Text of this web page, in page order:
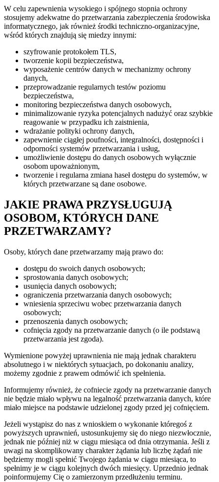
W celu zapewnienia wysokiego i spójnego stopnia ochrony
stosujemy adekwatne do przetwarzania zabezpieczenia środowiska
informatycznego, jak również środki techniczno-organizacyjne,
wśród których znajdują się miedzy innymi:
szyfrowanie protokołem TLS,
tworzenie kopii bezpieczeństwa,
wyposażenie centrów danych w mechanizmy ochrony
danych,
przeprowadzanie regularnych testów poziomu
bezpieczeństwa,
monitoring bezpieczeństwa danych osobowych,
minimalizowanie ryzyka potencjalnych nadużyć oraz szybkie
reagowanie w przypadku ich zaistnienia,
wdrażanie polityki ochrony danych,
zapewnienie ciągłej poufności, integralności, dostępności i
odporności systemów przetwarzania i usług,
umożliwienie dostępu do danych osobowych wyłącznie
osobom upoważnionym,
tworzenie i regularna zmiana haseł dostępu do systemów, w
których przetwarzane są dane osobowe.
JAKIE PRAWA PRZYSŁUGUJĄ
OSOBOM, KTÓRYCH DANE
PRZETWARZAMY?
Osoby, których dane przetwarzamy mają prawo do:
dostępu do swoich danych osobowych;
sprostowania danych osobowych;
usunięcia danych osobowych;
ograniczenia przetwarzania danych osobowych;
wniesienia sprzeciwu wobec przetwarzania danych
osobowych;
przenoszenia danych osobowych;
cofnięcia zgody na przetwarzanie danych (o ile podstawą
przetwarzania jest zgoda).
Wymienione powyżej uprawnienia nie mają jednak charakteru
absolutnego i w niektórych sytuacjach, po dokonaniu analizy,
możemy zgodnie z prawem odmówić ich spełnienia.
Informujemy również, że cofniecie zgody na przetwarzanie danych
nie będzie miało wpływu na legalność przetwarzania danych, które
miało miejsce na podstawie udzielonej zgody przed jej cofnięciem.
Jeżeli wystąpisz do nas z wnioskiem o wykonanie któregoś z
powyższych uprawnień, ustosunkujemy się do niego niezwłocznie,
jednak nie później niż w ciągu miesiąca od dnia otrzymania. Jeśli z
uwagi na skomplikowany charakter żądania lub liczbę żądań nie
będziemy mogli spełnić Twojego żądania w ciągu miesiąca, to
spełnimy je w ciągu kolejnych dwóch miesięcy. Uprzednio jednak
poinformujemy Cię o zamierzonym przedłużeniu terminu.